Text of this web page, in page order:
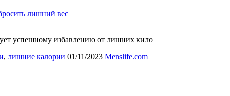
лишний вес
успешному избавлению от лишних кило
, лишние калории 01/11/2023 Menslife.com